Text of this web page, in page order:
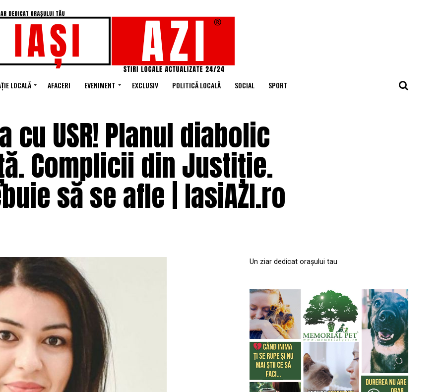
LOCALĂ AFACERI EVENIMENT EXCLUSIV POLITICĂ LOCALĂ SOCIAL SPORT
cu USR! Planul diabolic
Complicii din Justiție.
să se afle | IasiAZI.ro
Un ziar dedicat orașului tau